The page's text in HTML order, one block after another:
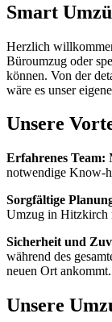
Smart
Herzlich
Büroumzug oder
können. Von der
wäre es unser
Unsere
Erfahrenes Team:
notwendige Know-
Sorgfältige
Umzug in Hitzkirch
Sicherheit und
während des
neuen Ort ankommt.
Unsere